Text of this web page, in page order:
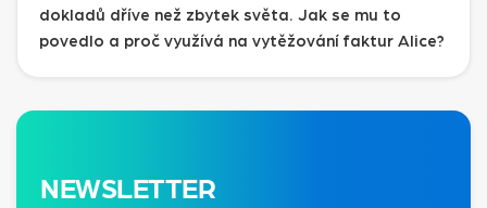
dokladů dříve než zbytek světa. Jak se mu to
povedlo a proč využívá na vytěžování faktur Alice?
NEWSLETTER